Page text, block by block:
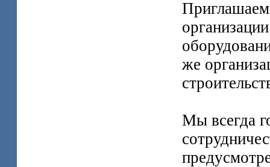
Приглашаем
же
Мы всегда